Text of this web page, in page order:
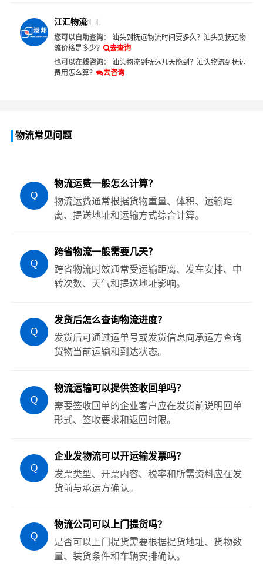
江汇物流刚刚
您可以自助查询： 汕头到抚远物流时间要多久？ 汕头到抚远物
流价格是多少？
去查询
也可以在线咨询： 汕头物流到抚远几天能到？ 汕头物流到抚远
费用怎么算？
去咨询
物流常见问题
Q
物流运费一般怎么计算？
物流运费通常根据货物重量、体积、运输距
离、提送地址和运输方式综合计算。
Q
跨省物流一般需要几天？
跨省物流时效通常受运输距离、发车安排、中
转次数、天气和提送地址影响。
Q
发货后怎么查询物流进度？
发货后可通过运单号或发货信息向承运方查询
货物当前运输和到达状态。
Q
物流运输可以提供签收回单吗？
需要签收回单的企业客户应在发货前说明回单
形式、签收要求和返回时限。
Q
企业发物流可以开运输发票吗？
发票类型、开票内容、税率和所需资料应在发
货前与承运方确认。
Q
物流公司可以上门提货吗？
是否可以上门提货需要根据提货地址、货物数
量、装货条件和车辆安排确认。